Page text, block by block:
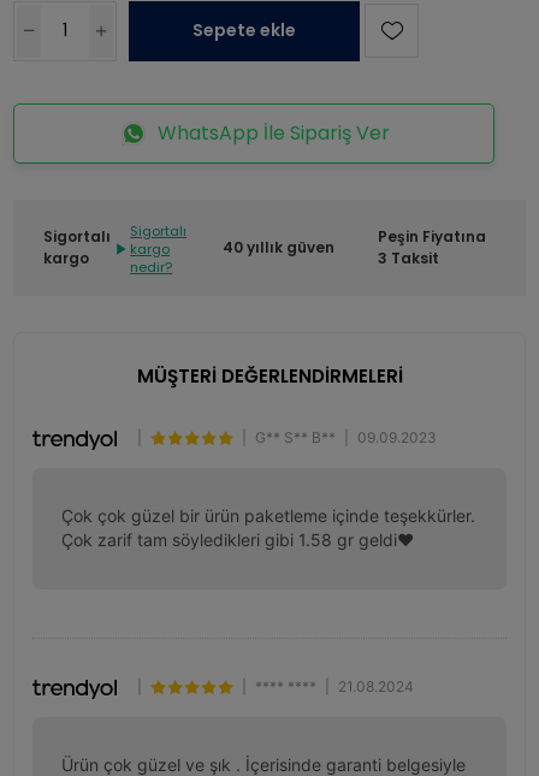
Sepete ekle
WhatsApp İle Sipariş Ver
Sigortalı
kargo
Sigortalı
kargo
nedir?
40 yıllık güven
Peşin Fiyatına
3 Taksit
MÜŞTERİ DEĞERLENDİRMELERİ
G** S** B** 09.09.2023
Çok çok güzel bir ürün paketleme içinde teşekkürler.
Çok zarif tam söyledikleri gibi 1.58 gr geldi♥️
**** **** 21.08.2024
Ürün çok güzel ve şık . İçerisinde garanti belgesiyle